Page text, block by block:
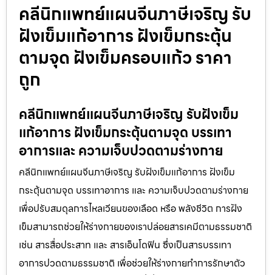
คลีนิกแพทย์แผนจีนภาษีเจริญ รับ
ฝังเข็มแก้อาการ ฝังเข็มกระตุ้น
ตามจุด ฝังเข็มครอบแก้ว ราคา
ถูก
คลีนิกแพทย์แผนจีนภาษีเจริญ รับฝังเข็ม
แก้อาการ ฝังเข็มกระตุ้นตามจุด บรรเทา
อาการและ ความเจ็บปวดตามร่างกาย
คลีนิกแพทย์แผนจีนภาษีเจริญ รับฝังเข็มแก้อาการ ฝังเข็ม
กระตุ้นตามจุด บรรเทาอาการ และ ความเจ็บปวดตามร่างกาย
เพื่อปรับสมดุลการไหลเวียนของเลือด หรือ พลังชีวิต การฝัง
เข็มสามารถช่วยให้ร่างกายของเราปล่อยสารเคมีตามธรรมชาติ
เช่น สารสื่อประสาท และ สารเอ็นโดฟิน ซึ่งเป็นสารบรรเทา
อาการปวดตามธรรมชาติ เพื่อช่วยให้ร่างกายทำการรักษาตัว